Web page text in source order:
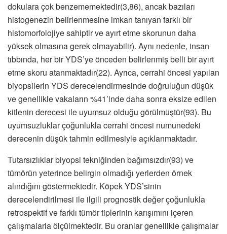
dokulara çok benzememektedir(3,86), ancak bazıları
histogenezin belirlenmesine imkan tanıyan farklı bir
histomorfolojiye sahiptir ve ayırt etme skorunun daha
yüksek olmasına gerek olmayabilir). Aynı nedenle, insan
tıbbında, her bir YDS’ye önceden belirlenmiş belli bir ayırt
etme skoru atanmaktadır(22). Ayrıca, cerrahi öncesi yapılan
biyopsilerin YDS derecelendirmesinde doğruluğun düşük
ve genellikle vakaların %41’inde daha sonra eksize edilen
kitlenin derecesi ile uyumsuz olduğu görülmüştür(93). Bu
uyumsuzluklar çoğunlukla cerrahi öncesi numunedeki
derecenin düşük tahmin edilmesiyle açıklanmaktadır.
Tutarsızlıklar biyopsi tekniğinden bağımsızdır(93) ve
tümörün yeterince belirgin olmadığı yerlerden örnek
alındığını göstermektedir. Köpek YDS’sinin
derecelendirilmesi ile ilgili prognostik değer çoğunlukla
retrospektif ve farklı tümör tiplerinin karışımını içeren
çalışmalarla ölçülmektedir. Bu oranlar genellikle çalışmalar